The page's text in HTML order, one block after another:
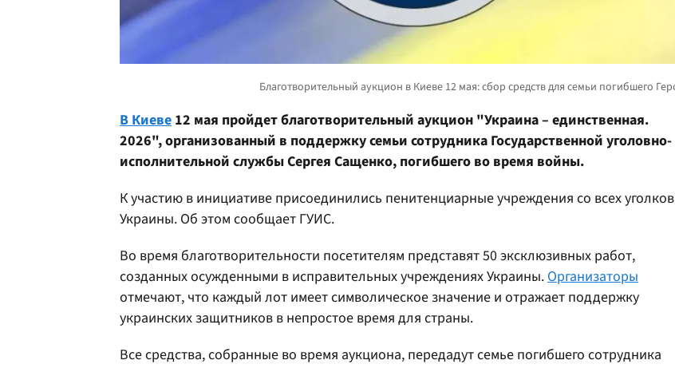
В Киеве 12 мая пройдет благотворительный аукцион "Украина – единственная.
2026", организованный в поддержку семьи сотрудника Государственной уголовно-
исполнительной службы Сергея Сащенко, погибшего во время войны.
К участию в инициативе присоединились пенитенциарные учреждения со всех уголков
Украины. Об этом сообщает ГУИС.
Во время благотворительности посетителям представят 50 эксклюзивных работ,
созданных осужденными в исправительных учреждениях Украины. Организаторы
отмечают, что каждый лот имеет символическое значение и отражает поддержку
украинских защитников в непростое время для страны.
Все средства, собранные во время аукциона, передадут семье погибшего сотрудника